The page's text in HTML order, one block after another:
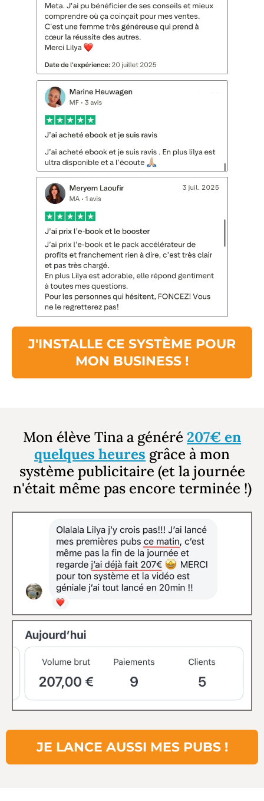
J'INSTALLE CE SYSTÈME POUR
MON BUSINESS !
Mon élève Tina a généré 207€ en
quelques heures grâce à mon
système publicitaire (et la journée
n'était même pas encore terminée !)
JE LANCE AUSSI MES PUBS !